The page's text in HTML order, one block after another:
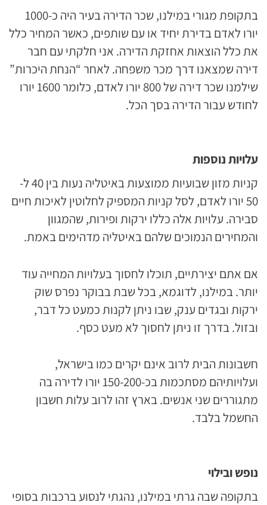
בתקופת מגורי במילנו, שכר הדירה בעיר היה כ-1000
יורו לאדם בדירת יחיד או עם שותפים, כאשר המחיר כלל
את כלל הוצאות אחזקת הדירה. אני חלקתי עם חבר
דירה שמצאנו דרך מכר משפחה. לאחר “הנחת היכרות”
שילמנו שכר דירה של 800 יורו לאדם, כלומר 1600 יורו
לחודש עבור הדירה בסך הכל.
עלויות נוספות
קניות מזון שבועיות ממוצעות באיטליה נעות בין 40 ל-
50 יורו לאדם, לסל קניות המספיק לחלוטין לאיכות חיים
סבירה. עלויות אלה כללו ירקות ופירות, שהמגוון
והמחירים הנמוכים שלהם באיטליה מדהימים באמת.
אם אתם יצירתיים, תוכלו לחסוך בעלויות המחייה עוד
יותר. במילנו, לדוגמא, בכל שבת בבוקר נפרס שוק
ירקות ובגדים ענק, שבו ניתן לקנות כמעט כל דבר,
ובזול. בדרך זו ניתן לחסוך לא מעט כסף.
חשבונות הבית לרוב אינם יקרים כמו בישראל,
ועלויותיהם מסתכמות בכ-150-200 יורו לדירה בה
מתגוררים שני אנשים. בארץ זהו לרוב עלות חשבון
החשמל בלבד.
נופש ובילוי
בתקופה שבה גרתי במילנו, נהגתי לנסוע ברכבות בסופי